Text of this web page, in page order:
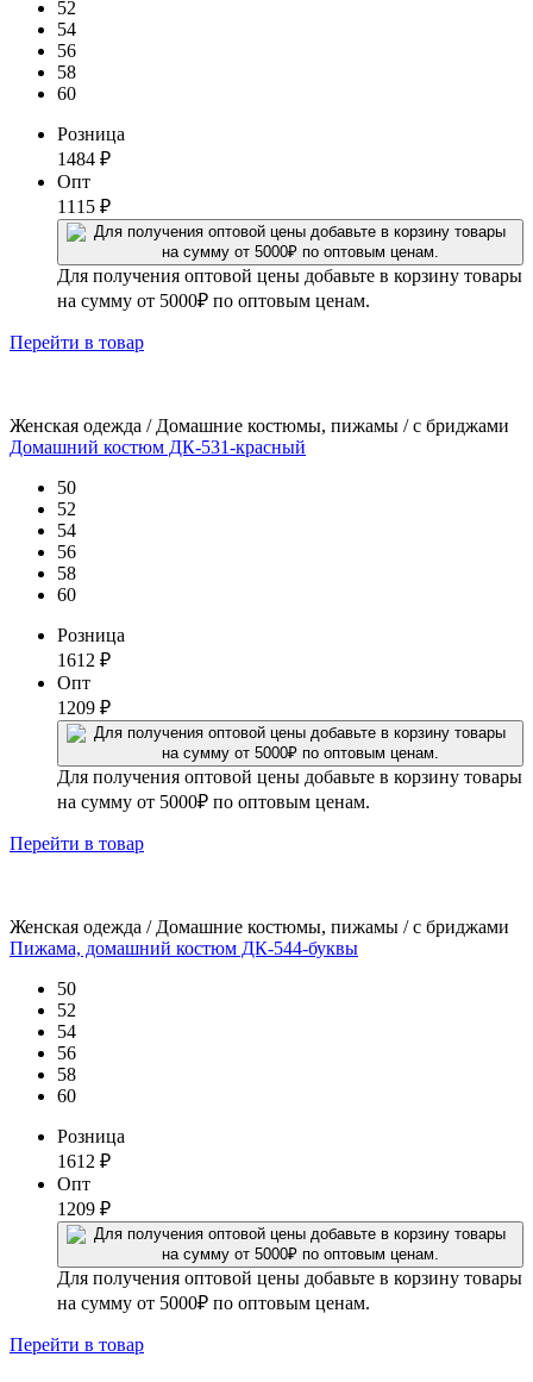
52
54
56
58
60
Розница
1484 ₽
Опт
1115 ₽
Для получения оптовой цены добавьте в корзину товары
на сумму от 5000₽ по оптовым ценам.
Перейти в товар
Женская одежда / Домашние костюмы, пижамы / с бриджами
Домашний костюм ДК-531-красный
50
52
54
56
58
60
Розница
1612 ₽
Опт
1209 ₽
Для получения оптовой цены добавьте в корзину товары
на сумму от 5000₽ по оптовым ценам.
Перейти в товар
Женская одежда / Домашние костюмы, пижамы / с бриджами
Пижама, домашний костюм ДК-544-буквы
50
52
54
56
58
60
Розница
1612 ₽
Опт
1209 ₽
Для получения оптовой цены добавьте в корзину товары
на сумму от 5000₽ по оптовым ценам.
Перейти в товар